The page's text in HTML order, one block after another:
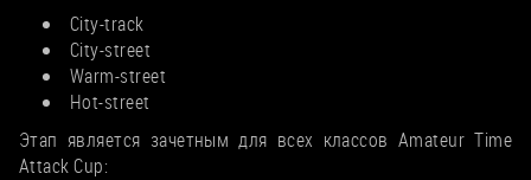
City-track
City-street
Warm-street
Hot-street
Этап является зачетным для всех классов Amateur Time
Attack Cup: